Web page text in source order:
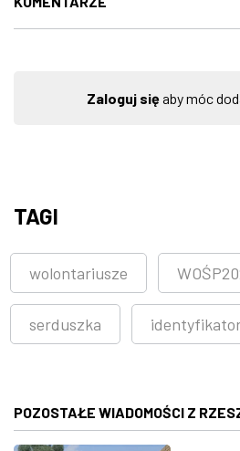
Zaloguj sięaby móc
TAGI
wolontariusze
serduszka
POZOSTAŁE WIADOMOŚCI Z